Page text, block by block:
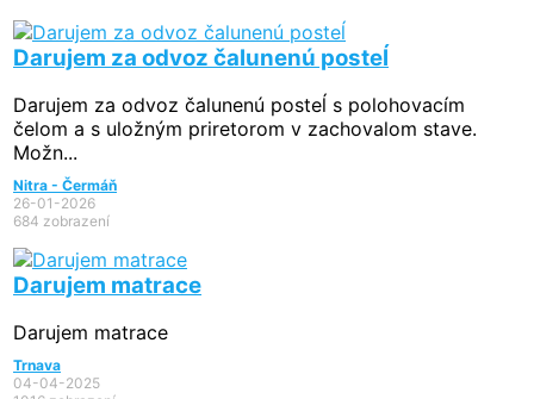
Darujem za odvoz čalunenú posteĺ
Darujem za odvoz čalunenú posteĺ s polohovacím
čelom a s uložným priretorom v zachovalom stave.
Možn...
Nitra - Čermáň
26-01-2026
684 zobrazení
Darujem matrace
Darujem matrace
Trnava
04-04-2025